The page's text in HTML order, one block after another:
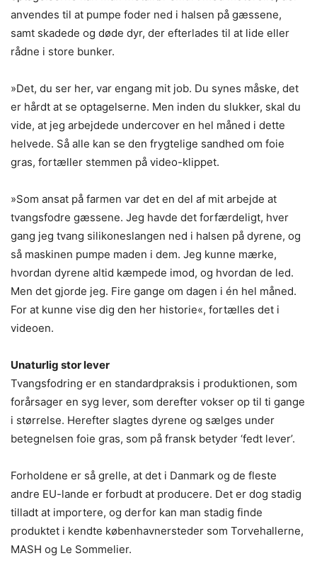
anvendes til at pumpe foder ned i halsen på gæssene,
samt skadede og døde dyr, der efterlades til at lide eller
rådne i store bunker.
»Det, du ser her, var engang mit job. Du synes måske, det
er hårdt at se optagelserne. Men inden du slukker, skal du
vide, at jeg arbejdede undercover en hel måned i dette
helvede. Så alle kan se den frygtelige sandhed om foie
gras, fortæller stemmen på video-klippet.
»Som ansat på farmen var det en del af mit arbejde at
tvangsfodre gæssene. Jeg havde det forfærdeligt, hver
gang jeg tvang silikoneslangen ned i halsen på dyrene, og
så maskinen pumpe maden i dem. Jeg kunne mærke,
hvordan dyrene altid kæmpede imod, og hvordan de led.
Men det gjorde jeg. Fire gange om dagen i én hel måned.
For at kunne vise dig den her historie«, fortælles det i
videoen.
Unaturlig stor lever
Tvangsfodring er en standardpraksis i produktionen, som
forårsager en syg lever, som derefter vokser op til ti gange
i størrelse. Herefter slagtes dyrene og sælges under
betegnelsen foie gras, som på fransk betyder ‘fedt lever’.
Forholdene er så grelle, at det i Danmark og de fleste
andre EU-lande er forbudt at producere. Det er dog stadig
tilladt at importere, og derfor kan man stadig finde
produktet i kendte københavnersteder som Torvehallerne,
MASH og Le Sommelier.